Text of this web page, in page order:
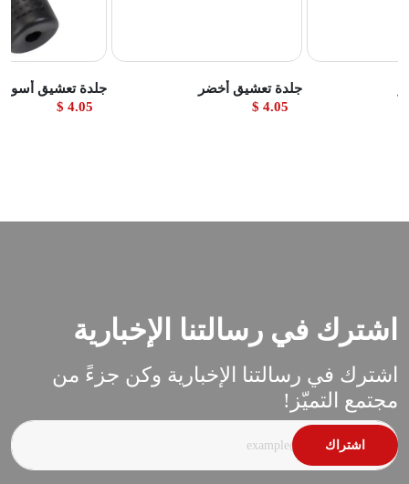
عرض المنتج
جلدة تعشيق أخضر
4.05 $
عرض المنتج
جلدة تعشيق أسود
4.05 $
اشترك في رسالتنا الإخبارية
اشترك في رسالتنا الإخبارية وكن جزءً من
مجتمع التميّز!
اشتراك